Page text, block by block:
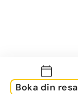
Boka din resa